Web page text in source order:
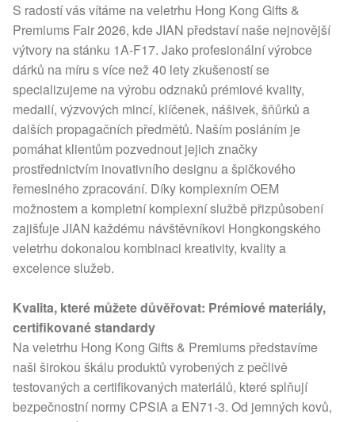
S radostí vás vítáme na veletrhu Hong Kong Gifts &
Premiums Fair 2026, kde JIAN představí naše nejnovější
výtvory na stánku 1A-F17. Jako profesionální výrobce
dárků na míru s více než 40 lety zkušeností se
specializujeme na výrobu odznaků prémiové kvality,
medailí, výzvových mincí, klíčenek, nášivek, šňůrků a
dalších propagačních předmětů. Naším posláním je
pomáhat klientům pozvednout jejich značky
prostřednictvím inovativního designu a špičkového
řemeslného zpracování. Díky komplexním OEM
možnostem a kompletní komplexní službě přizpůsobení
zajišťuje JIAN každému návštěvníkovi Hongkongského
veletrhu dokonalou kombinaci kreativity, kvality a
excelence služeb.
Kvalita, které můžete důvěřovat: Prémiové materiály,
certifikované standardy
Na veletrhu Hong Kong Gifts & Premiums představíme
naši širokou škálu produktů vyrobených z pečlivě
testovaných a certifikovaných materiálů, které splňují
bezpečnostní normy CPSIA a EN71-3. Od jemných kovů,